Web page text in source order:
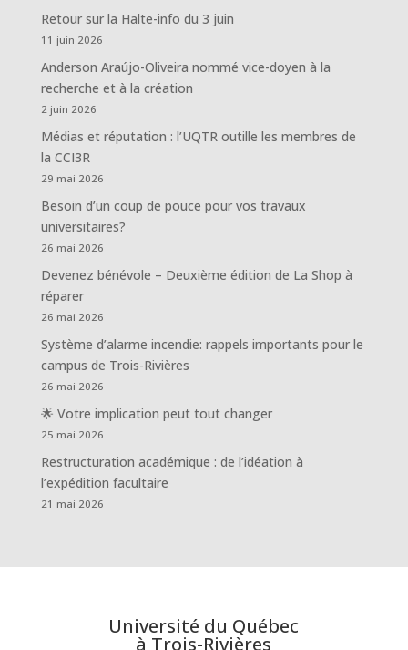
Retour sur la Halte-info du 3 juin
11 juin 2026
Anderson Araújo-Oliveira nommé vice-doyen à la
recherche et à la création
2 juin 2026
Médias et réputation : l’UQTR outille les membres de
la CCI3R
29 mai 2026
Besoin d’un coup de pouce pour vos travaux
universitaires?
26 mai 2026
Devenez bénévole – Deuxième édition de La Shop à
réparer
26 mai 2026
Système d’alarme incendie: rappels importants pour le
campus de Trois-Rivières
26 mai 2026
🌟 Votre implication peut tout changer
25 mai 2026
Restructuration académique : de l’idéation à
l’expédition facultaire
21 mai 2026
Université du Québec
à Trois-Rivières